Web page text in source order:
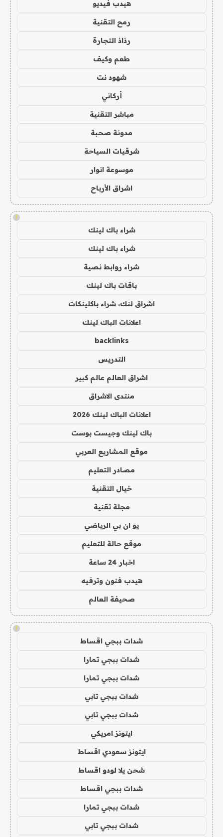
هيدب فيديو
رمح التقنية
رذاذ التجارة
طعم وكيف
شهود نت
أركاني
مباشر التقنية
مدونة صحبة
شرقيات السياحة
موسوعة انوار
اشراق الأرباح
!
شراء باك لينك
شراء باك لينك
شراء روابط نصية
باقات باك لينك
اشراق لنك، شراء باكلينكات
اعلانات الباك لينك
backlinks
التدريس
اشراق العالم عالم كبير
منتدى الاشراق
اعلانات الباك لينك 2026
باك لينك وجيست بوست
موقع المشاريع العربي
مصادر التعليم
خيال التقنية
مجلة تقنية
يو ان بي الرياضي
موقع حالة للتعليم
اخبار 24 ساعة
هيدب فنون وترفيه
صحيفة العالم
!
شدات ببجي اقساط
شدات ببجي تمارا
شدات ببجي تمارا
شدات ببجي تابي
شدات ببجي تابي
ايتونز امريكي
ايتونز سعودي اقساط
شحن يلا لودو اقساط
شدات ببجي اقساط
شدات ببجي تمارا
شدات ببجي تابي